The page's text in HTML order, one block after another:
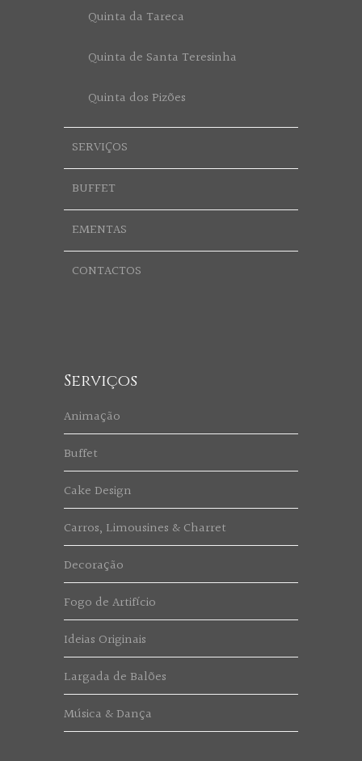
Quinta da Tareca
Quinta de Santa Teresinha
Quinta dos Pizões
SERVIÇOS
BUFFET
EMENTAS
CONTACTOS
Serviços
Animação
Buffet
Cake Design
Carros, Limousines & Charret
Decoração
Fogo de Artifício
Ideias Originais
Largada de Balões
Música & Dança